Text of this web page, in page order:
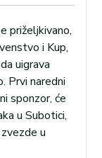
priželjkivano,
i Kup,
uigrava
Prvi naredni
sponzor, će
u Subotici,
u